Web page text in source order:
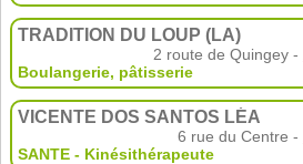
TRADITION DU LOUP (LA)
2 route de Quingey -
Boulangerie, pâtisserie
VICENTE DOS SANTOS LÉA
6 rue du Centre -
SANTE - Kinésithérapeute